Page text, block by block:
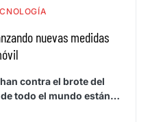
nuevas medidas
contra el brote del
todo el mundo están…